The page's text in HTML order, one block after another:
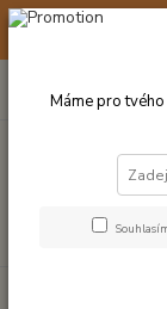
☀️ 10. - 14.
po–pá: 9–17 hod.
Máme pro